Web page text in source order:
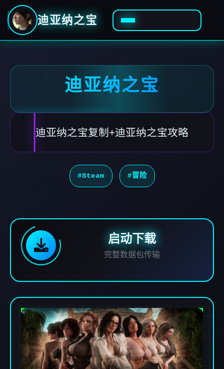
迪亚纳之宝
迪亚纳之宝
迪亚纳之宝复制+迪亚纳之宝攻略
#Steam #冒险
启动下载
完整数据包传输